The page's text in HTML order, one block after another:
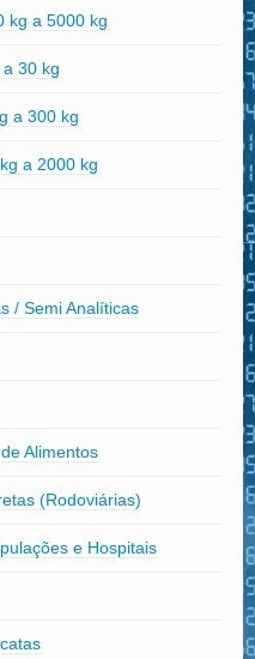
kg a 5000 kg
30 kg
a 300 kg
a 2000 kg
/ Semi Analíticas
Alimentos
(Rodoviárias)
e Hospitais